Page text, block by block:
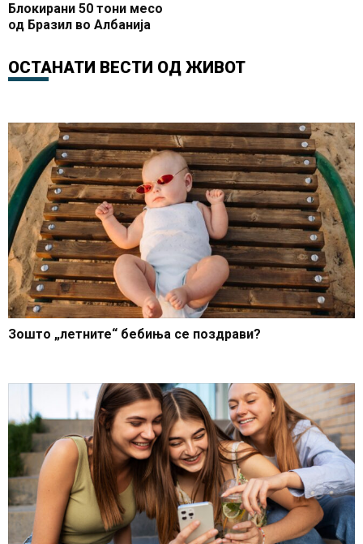
Блокирани 50 тони месо
од Бразил во Албанија
ОСТАНАТИ ВЕСТИ ОД ЖИВОТ
Зошто „летните“ бебиња се поздрави?